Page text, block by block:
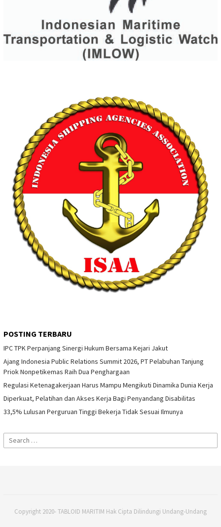
POSTING TERBARU
IPC TPK Perpanjang Sinergi Hukum Bersama Kejari Jakut
Ajang Indonesia Public Relations Summit 2026, PT Pelabuhan Tanjung
Priok Nonpetikemas Raih Dua Penghargaan
Regulasi Ketenagakerjaan Harus Mampu Mengikuti Dinamika Dunia Kerja
Diperkuat, Pelatihan dan Akses Kerja Bagi Penyandang Disabilitas
33,5% Lulusan Perguruan Tinggi Bekerja Tidak Sesuai Ilmunya
Search
for:
Copyright 2020- TABLOID MARITIM Hak Cipta Dilindungi Undang-Undang